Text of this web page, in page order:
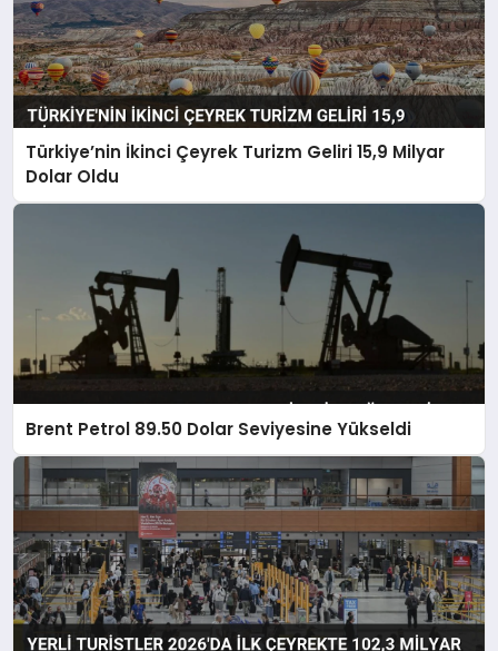
Türkiye’nin İkinci Çeyrek Turizm Geliri 15,9 Milyar
Dolar Oldu
Brent Petrol 89.50 Dolar Seviyesine Yükseldi